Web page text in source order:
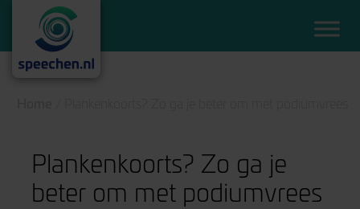
Plankenkoorts? Zo ga je
beter om met podiumvrees